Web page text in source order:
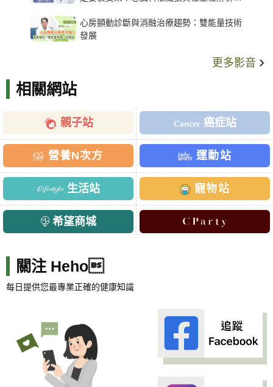
心房顫動診斷與消融治療趨勢：雙能量技術
發展
更多影音
相關網站
親子站 癌症站
營養N次方 運動站
生活站 寵物站
希望商城
關注 Heho
每日提供您最專業正確的健康知識